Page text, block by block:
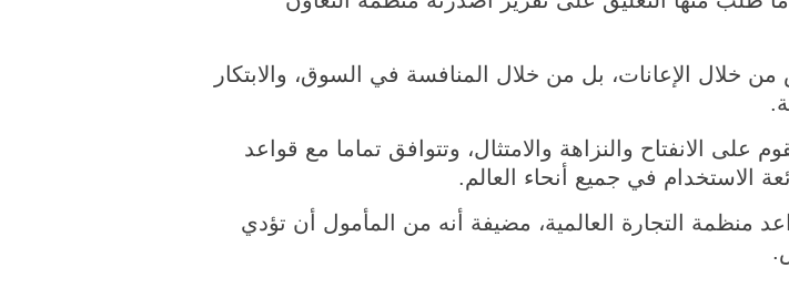
خلال الإعانات، بل من خلال المنافسة في السوق، والابتكار
الانفتاح والنزاهة والامتثال، وتتوافق تماما مع قواعد
الاستخدام في جميع أنحاء العالم.
منظمة التجارة العالمية، مضيفة أنه من المأمول أن تؤدي